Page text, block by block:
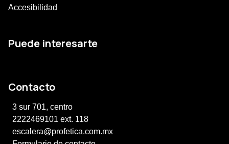
Accesibilidad
Puede interesarte
Contacto
3 sur 701, centro
2222469101 ext. 118
escalera@profetica.com.mx